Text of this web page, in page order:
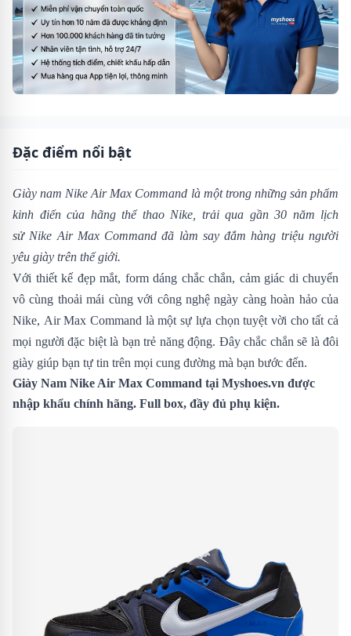
Đặc điểm nổi bật
Giày nam Nike Air Max Command là một trong những sản phẩm
kinh điển của hãng thể thao Nike, trải qua gần 30 năm lịch
sử Nike Air Max Command đã làm say đắm hàng triệu người
yêu giày trên thế giới.
Với thiết kế đẹp mắt, form dáng chắc chắn, cảm giác di chuyển
vô cùng thoải mái cùng với công nghệ ngày càng hoàn hảo của
Nike, Air Max Command là một sự lựa chọn tuyệt vời cho tất cả
mọi người đặc biệt là bạn trẻ năng động. Đây chắc chắn sẽ là đôi
giày giúp bạn tự tin trên mọi cung đường mà bạn bước đến.
Giày Nam Nike Air Max Command tại Myshoes.vn được
nhập khẩu chính hãng. Full box, đầy đủ phụ kiện.